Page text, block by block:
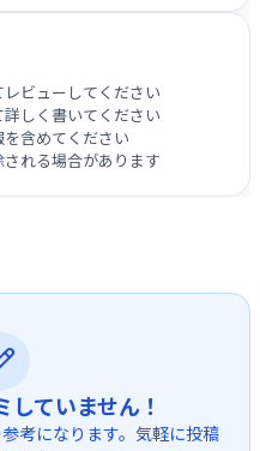
ていません！
考になります。気軽に投稿
ビューしてください
しく書いてください
含めてください
れる場合があります